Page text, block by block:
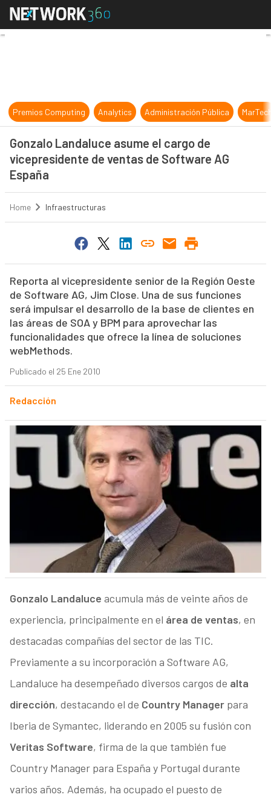
Gonzalo Landaluce asume el
Premios Computing Analytics Administración Pública
Gonzalo Landaluce asume el cargo de
vicepresidente de ventas de Software AG
España
Home Infraestructuras
Reporta al vicepresidente senior de la Región Oeste
de Software AG, Jim Close. Una de sus funciones
será impulsar el desarrollo de la base de clientes en
las áreas de SOA y BPM para aprovechar las
funcionalidades que ofrece la línea de soluciones
webMethods.
Publicado el 25 Ene 2010
Redacción
Gonzalo Landaluce acumula más de veinte años de
experiencia, principalmente en el área de ventas, en
destacadas compañías del sector de las TIC.
Previamente a su incorporación a Software AG,
Landaluce ha desempeñado diversos cargos de alta
dirección, destacando el de Country Managerpara
Iberia de Symantec, liderando en 2005 su fusión con
Veritas Software, firma de la que también fue
Country Manager para España y Portugal durante
varios años. Además, ha ocupado el puesto de